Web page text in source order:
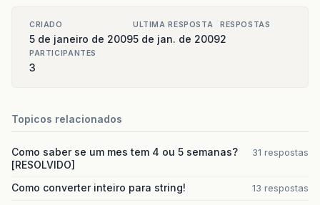
CRIADO
5 de janeiro de 2009
ULTIMA RESPOSTA
5 de jan. de 2009
RESPOSTAS
2
PARTICIPANTES
3
Topicos relacionados
Como saber se um mes tem 4 ou 5 semanas?
[RESOLVIDO]
31 respostas
Como converter inteiro para string! 13 respostas